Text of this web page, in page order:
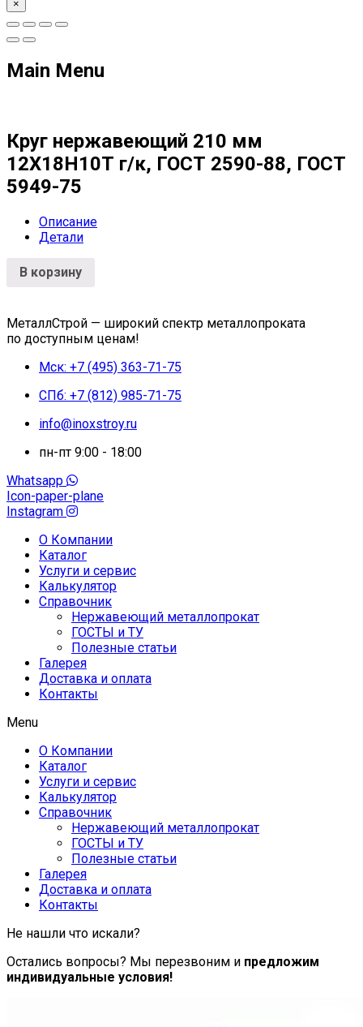
×
Main Menu
Круг нержавеющий 210 мм
12Х18Н10Т г/к, ГОСТ 2590-88, ГОСТ
5949-75
Описание
Детали
В корзину
МеталлСтрой — широкий спектр металлопроката
по доступным ценам!
Мск: +7 (495) 363-71-75
СПб: +7 (812) 985-71-75
info@inoxstroy.ru
пн-пт 9:00 - 18:00
Whatsapp
Icon-paper-plane
Instagram
О Компании
Каталог
Услуги и сервис
Калькулятор
Справочник
Нержавеющий металлопрокат
ГОСТЫ и ТУ
Полезные статьи
Галерея
Доставка и оплата
Контакты
Menu
О Компании
Каталог
Услуги и сервис
Калькулятор
Справочник
Нержавеющий металлопрокат
ГОСТЫ и ТУ
Полезные статьи
Галерея
Доставка и оплата
Контакты
Не нашли что искали?
Остались вопросы? Мы перезвоним и предложим
индивидуальные условия!